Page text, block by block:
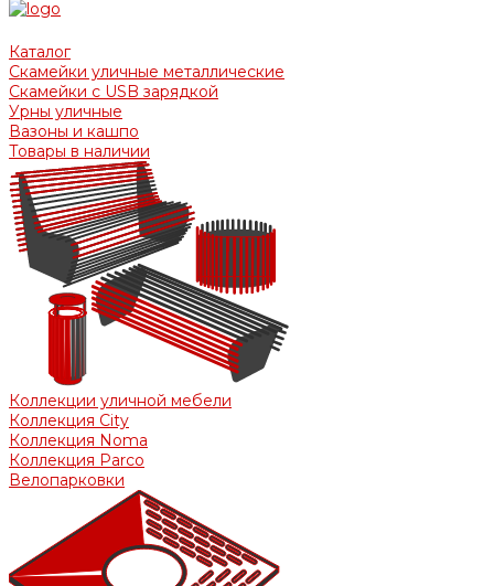
Каталог
Скамейки уличные металлические
Скамейки с USB зарядкой
Урны уличные
Вазоны и кашпо
Товары в наличии
Коллекции уличной мебели
Коллекция City
Коллекция Noma
Коллекция Parco
Велопарковки